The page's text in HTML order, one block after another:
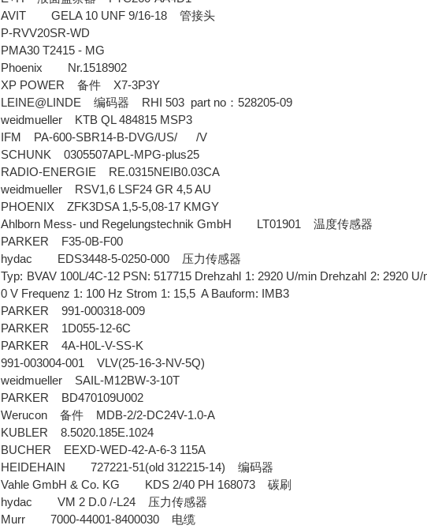
AVIT GELA 10 UNF 9/16-18管接头
P-RVV20SR-WD
PMA30 T2415 - MG
Phoenix Nr.1518902
XP POWER备件 X7-3P3Y
LEINE@LINDE编码器 RHI 503 part no ：528205-09
weidmueller KTB QL 484815 MSP3
IFM PA-600-SBR14-B-DVG/US/ /V
SCHUNK 0305507APL-MPG-plus25
RADIO-ENERGIE RE.0315NEIB0.03CA
weidmueller RSV1,6 LSF24 GR 4,5 AU
PHOENIX ZFK3DSA 1,5-5,08-17 KMGY
Ahlborn Mess- und Regelungstechnik GmbH LT01901温度传感器
PARKER F35-0B-F00
hydac EDS3448-5-0250-000 压力传感器
Typ: BVAV 100L/4C-12 PSN: 517715 Drehzahl 1: 2920 U/min Drehzahl 2: 2920
0 V Frequenz 1: 100 Hz Strom 1: 15,5 A Bauform: IMB3
PARKER 991-000318-009
PARKER 1D055-12-6C
PARKER 4A-H0L-V-SS-K
991-003004-001 VLV(25-16-3-NV-5Q)
weidmueller SAIL-M12BW-3-10T
PARKER BD470109U002
Werucon备件 MDB-2/2-DC24V-1.0-A
KUBLER 8.5020.185E.1024
BUCHER EEXD-WED-42-A-6-3 115A
HEIDEHAIN 727221-51(old 312215-14)编码器
Vahle GmbH & Co. KG KDS 2/40 PH 168073碳刷
hydac VM 2 D.0 /-L24 压力传感器
Murr 7000-44001-8400030 电缆